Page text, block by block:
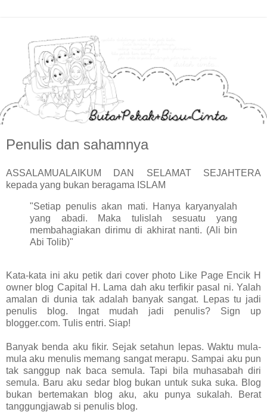
Penulis dan sahamnya
ASSALAMUALAIKUM DAN SELAMAT SEJAHTERA
kepada yang bukan beragama ISLAM
"Setiap penulis akan mati. Hanya karyanyalah
yang abadi. Maka tulislah sesuatu yang
membahagiakan dirimu di akhirat nanti. (Ali bin
Abi Tolib)"
Kata-kata ini aku petik dari cover photo Like Page Encik H
owner blog Capital H. Lama dah aku terfikir pasal ni. Yalah
amalan di dunia tak adalah banyak sangat. Lepas tu jadi
penulis blog. Ingat mudah jadi penulis? Sign up
blogger.com. Tulis entri. Siap!
Banyak benda aku fikir. Sejak setahun lepas. Waktu mula-
mula aku menulis memang sangat merapu. Sampai aku pun
tak sanggup nak baca semula. Tapi bila muhasabah diri
semula. Baru aku sedar blog bukan untuk suka suka. Blog
bukan bertemakan blog aku, aku punya sukalah. Berat
tanggungjawab si penulis blog.